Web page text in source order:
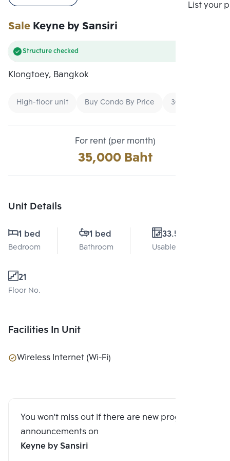
List your
SaleKeyne by Sansiri
Structure checked
Klongtoey, Bangkok
High-floor unit Buy Condo By Price 30000 - 40000
For rent (per month)
35,000 Baht
Unit Details
1 bed
Bedroom
1 bed
Bathroom
33.5 Sq.m.
Usable area
21
Floor No.
Facilities In Unit
Wireless Internet (Wi-Fi)
You won't miss out if there are new program
announcements on
Keyne by Sansiri